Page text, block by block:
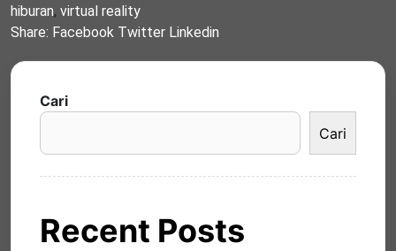
hiburan, virtual reality
Share: Facebook Twitter Linkedin
Cari
Cari
Recent Posts